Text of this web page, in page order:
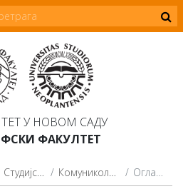
У НОВОМ САДУ
ФАКУЛТЕТ
Студијски програми Комуникологија (2015, 2021) Огласна табла